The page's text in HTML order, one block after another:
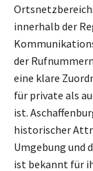
innerhalb der
der
eine klare
für private als
ist.
historischer
Umgebung und
ist bekannt für